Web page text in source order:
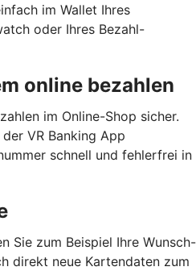
im Wallet Ihres
oder Ihres Bezahl-
online bezahlen
im Online-Shop sicher.
VR Banking App
schnell und fehlerfrei in
Sie zum Beispiel Ihre Wunsch-
direkt neue Kartendaten zum